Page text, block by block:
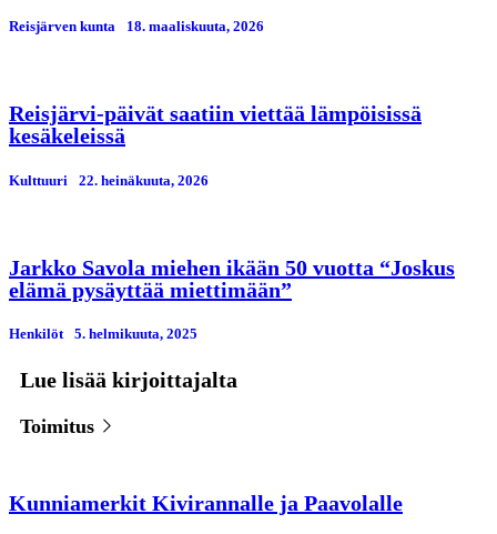
Reisjärven kunta 18. maaliskuuta, 2026
Reisjärvi-päivät saatiin viettää lämpöisissä
kesäkeleissä
Kulttuuri 22. heinäkuuta, 2026
Jarkko Savola miehen ikään 50 vuotta “Joskus
elämä pysäyttää miettimään”
Henkilöt 5. helmikuuta, 2025
Lue lisää kirjoittajalta
Toimitus
Kunniamerkit Kivirannalle ja Paavolalle